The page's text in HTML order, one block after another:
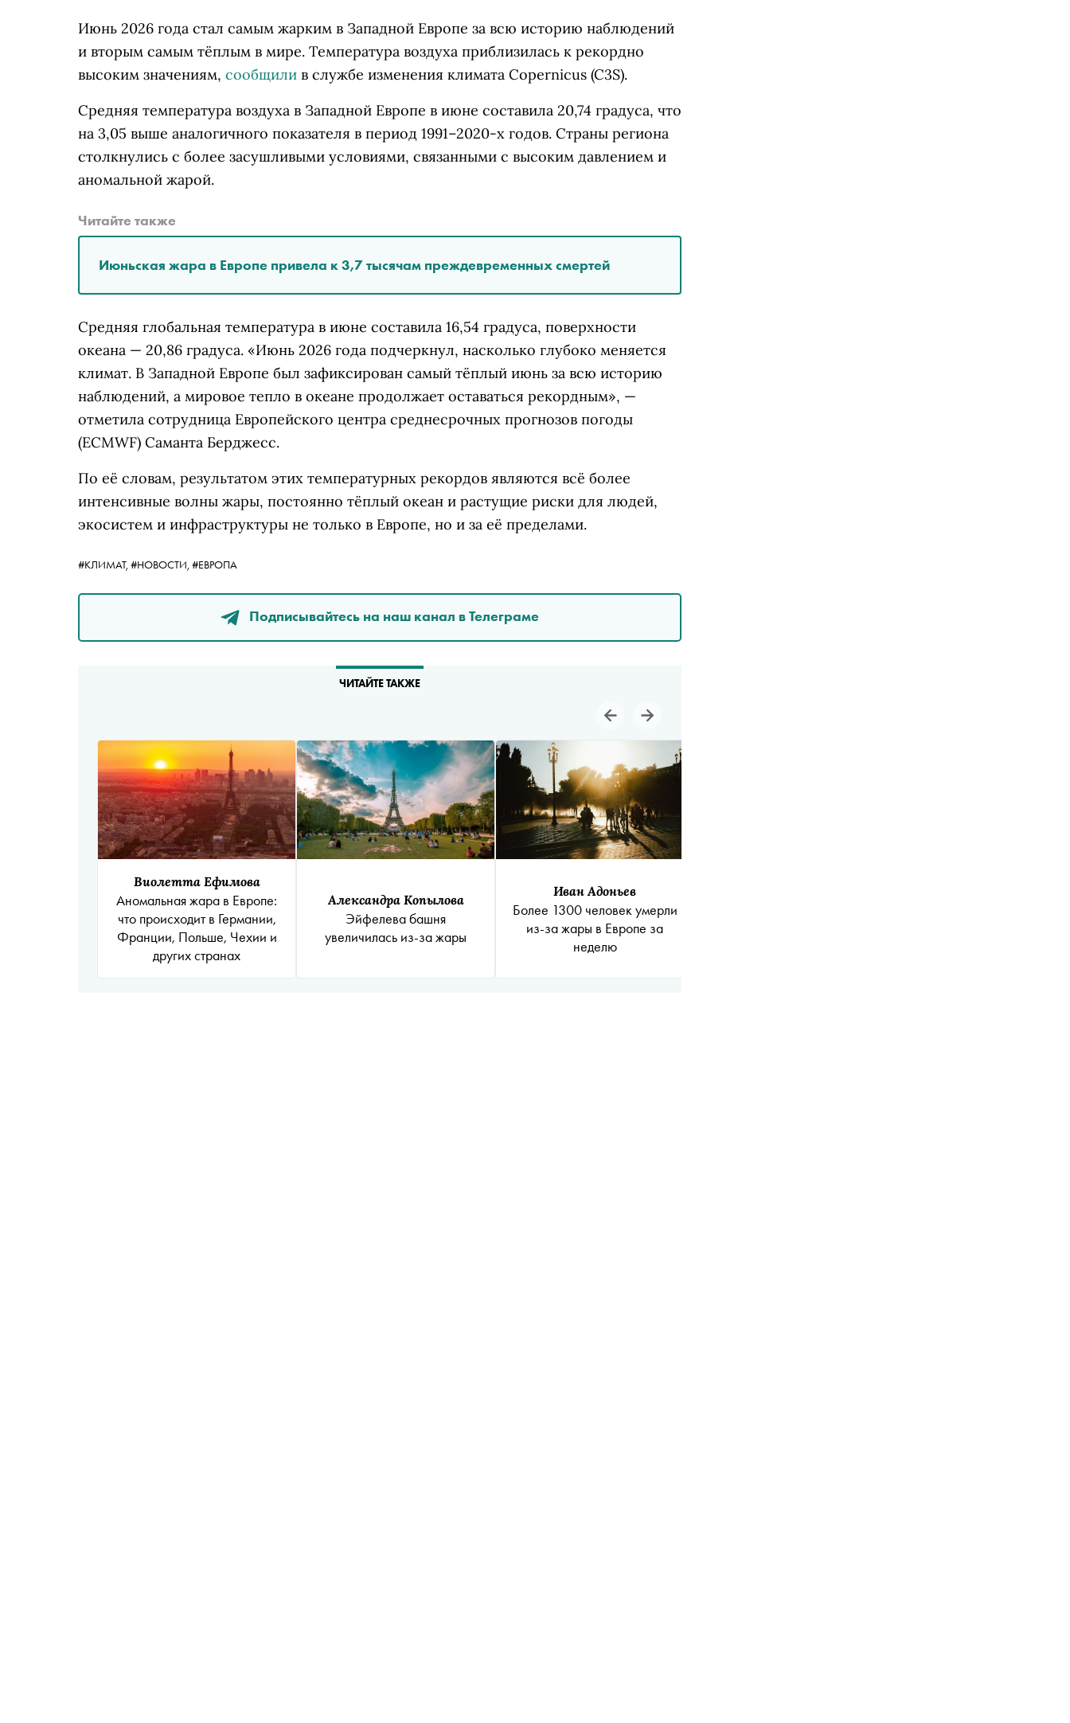
Июнь 2026 года стал самым жарким в Западной Европе за всю историю наблюдений
и вторым самым тёплым в мире. Температура воздуха приблизилась к рекордно
высоким значениям, сообщили в службе изменения климата Copernicus (C3S).
Средняя температура воздуха в Западной Европе в июне составила 20,74 градуса, что
на 3,05 выше аналогичного показателя в период 1991–2020-х годов. Страны региона
столкнулись с более засушливыми условиями, связанными с высоким давлением и
аномальной жарой.
Читайте также
Июньская жара в Европе привела к 3,7 тысячам преждевременных смертей
Средняя глобальная температура в июне составила 16,54 градуса, поверхности
океана — 20,86 градуса. «Июнь 2026 года подчеркнул, насколько глубоко меняется
климат. В Западной Европе был зафиксирован самый тёплый июнь за всю историю
наблюдений, а мировое тепло в океане продолжает оставаться рекордным», —
отметила сотрудница Европейского центра среднесрочных прогнозов погоды
(ECMWF) Саманта Берджесс.
По её словам, результатом этих температурных рекордов являются всё более
интенсивные волны жары, постоянно тёплый океан и растущие риски для людей,
экосистем и инфраструктуры не только в Европе, но и за её пределами.
#КЛИМАТ, #НОВОСТИ, #ЕВРОПА
Подписывайтесь на наш канал в Телеграме
ЧИТАЙТЕ ТАКЖЕ
Виолетта Ефимова
Аномальная жара в Европе:
что происходит в Германии,
Франции, Польше, Чехии и
других странах
Александра Копылова
Эйфелева башня
увеличилась из-за жары
Иван Адоньев
Более 1300 человек умерли
из-за жары в Европе за
неделю